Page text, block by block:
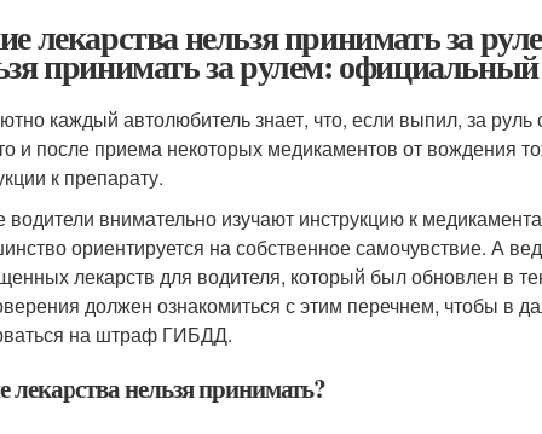
лекарства нельзя принимать за
принимать за рулем: официальный
каждый автолюбитель знает, что, если выпил, за
и после приема некоторых медикаментов от вождения
к препарату.
водители внимательно изучают инструкцию к
ориентируется на собственное самочувствие. А
лекарств для водителя, который был обновлен в
должен ознакомиться с этим перечнем, чтобы в
на штраф ГИБДД.
лекарства нельзя принимать?